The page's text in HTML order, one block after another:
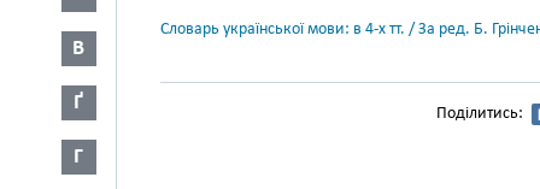
В
Ґ
Г
Словарь української мови: в 4-х тт. / За ред. Б.
Поділитись: